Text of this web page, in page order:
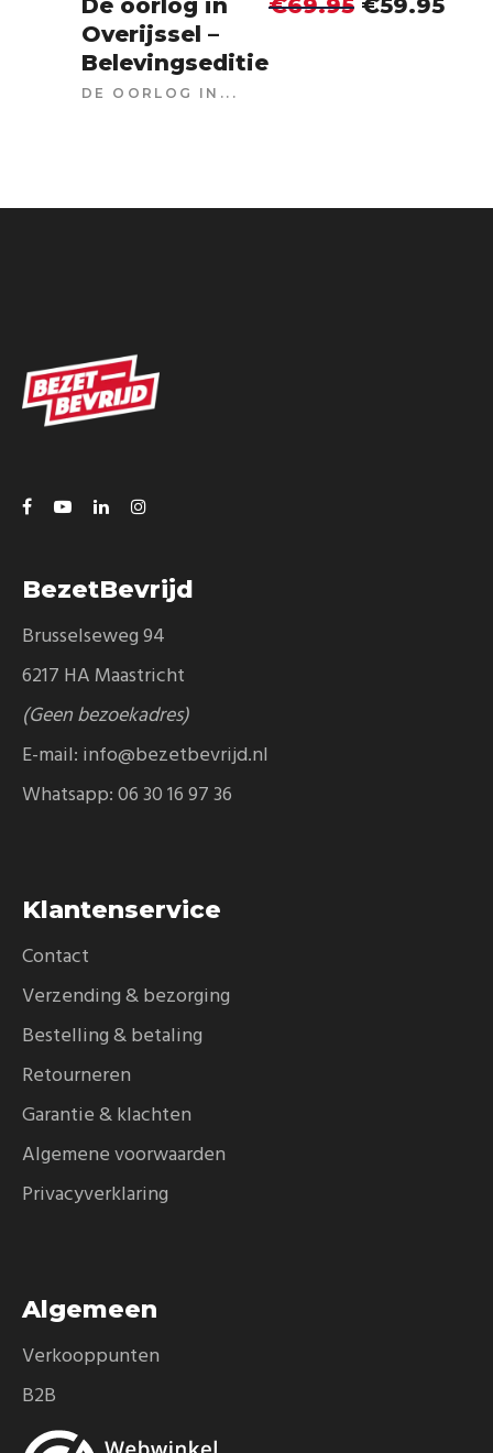
IN WINKELWAGEN
De oorlog in
Overijssel –
Belevingseditie
€69.95 €59.95
DE OORLOG IN...
BezetBevrijd
Brusselseweg 94
6217 HA Maastricht
(Geen bezoekadres)
E-mail: info@bezetbevrijd.nl
Whatsapp:06 30 16 97 36
Klantenservice
Contact
Verzending & bezorging
Bestelling & betaling
Retourneren
Garantie & klachten
Algemene voorwaarden
Privacyverklaring
Algemeen
Verkooppunten
B2B